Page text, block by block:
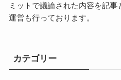
ミットで議論された内容を記
運営も行っております。
カテゴリー